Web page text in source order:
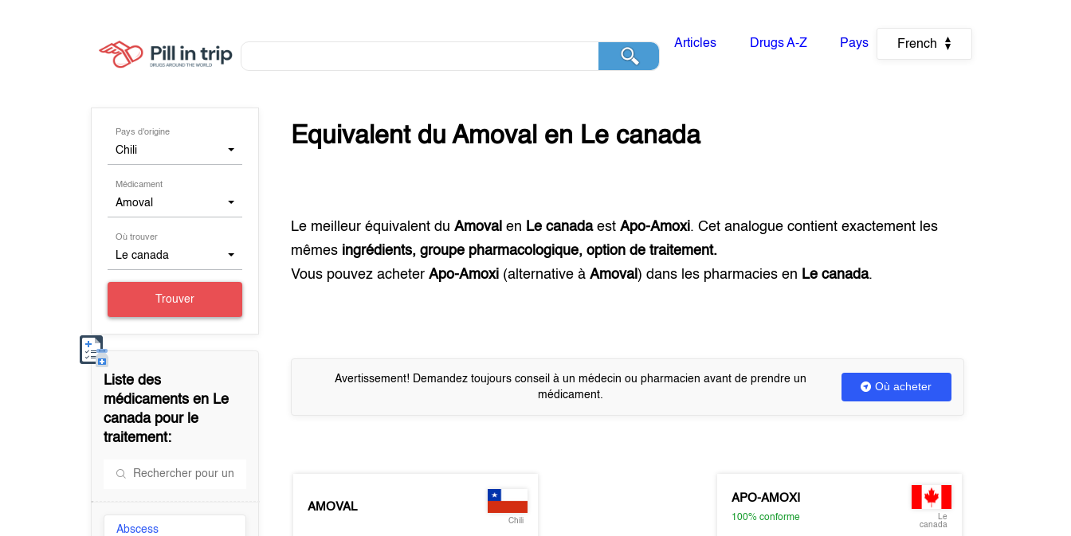
Articles Drugs A-Z Pays French
Pays d'origine
Chili
Médicament
Amoval
Où trouver
Le canada
Trouver
Liste des
médicaments en Le
canadapour le
traitement:
Abscess
Equivalent duAmoval en Le canada
Le meilleur équivalent duAmoval en Le canadaestApo-Amoxi. Cet analogue contient exactement les
mêmes ingrédients, groupe pharmacologique, option de traitement.
Vous pouvez acheterApo-Amoxi (alternative àAmoval ) dans les pharmacies en Le canada.
Avertissement! Demandez toujours conseil à un médecin ou pharmacien avant de prendre un
médicament.
Où acheter
AMOVAL
Chili
APO-AMOXI
100% conforme
Le
canada